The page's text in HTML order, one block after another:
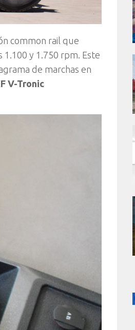
common rail que
y 1.750 rpm. Este
de marchas en
V-Tronic